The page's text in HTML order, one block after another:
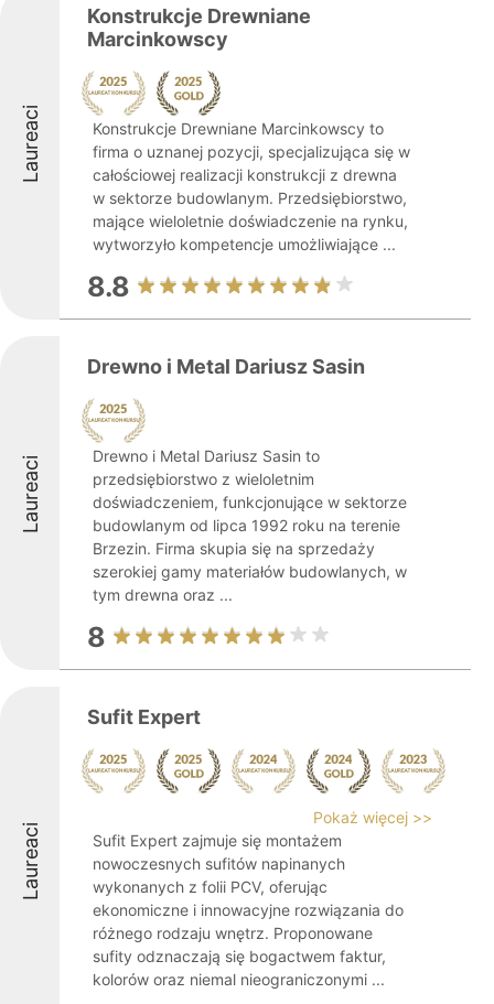
Laureaci
Konstrukcje Drewniane
Marcinkowscy
Konstrukcje Drewniane Marcinkowscy to
firma o uznanej pozycji, specjalizująca się w
całościowej realizacji konstrukcji z drewna
w sektorze budowlanym. Przedsiębiorstwo,
mające wieloletnie doświadczenie na rynku,
wytworzyło kompetencje umożliwiające ...
8.8
Laureaci
Drewno i Metal Dariusz Sasin
Drewno i Metal Dariusz Sasin to
przedsiębiorstwo z wieloletnim
doświadczeniem, funkcjonujące w sektorze
budowlanym od lipca 1992 roku na terenie
Brzezin. Firma skupia się na sprzedaży
szerokiej gamy materiałów budowlanych, w
tym drewna oraz ...
8
Laureaci
Sufit Expert
Pokaż więcej >>
Sufit Expert zajmuje się montażem
nowoczesnych sufitów napinanych
wykonanych z folii PCV, oferując
ekonomiczne i innowacyjne rozwiązania do
różnego rodzaju wnętrz. Proponowane
sufity odznaczają się bogactwem faktur,
kolorów oraz niemal nieograniczonymi ...